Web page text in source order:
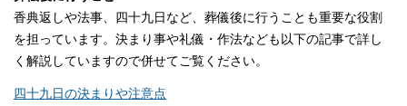
香典返しや法事、四十九日など、葬儀後に行うことも重要な役割
を担っています。決まり事や礼儀・作法なども以下の記事で詳し
く解説していますので併せてご覧ください。
四十九日の決まりや注意点